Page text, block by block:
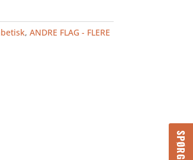
,ANDRE FLAG - FLERE